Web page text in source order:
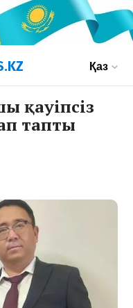
Қаз
қауіпсіз
тапты